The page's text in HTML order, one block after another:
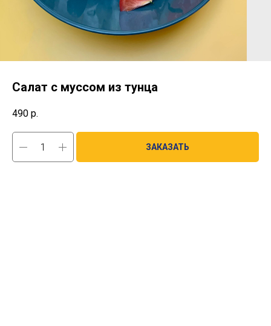
Салат с муссом из тунца
490 р.
ЗАКАЗАТЬ